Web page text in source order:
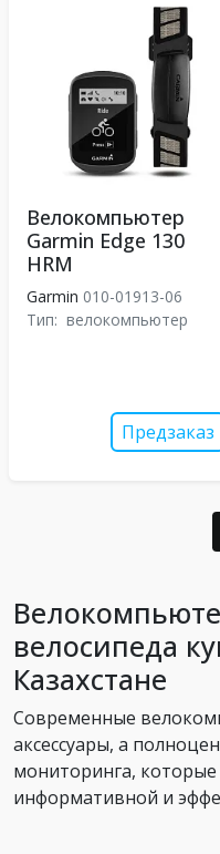
Велокомпьютер
Garmin Edge 130
HRM
Garmin 010-01913-06
Тип: велокомпьютер
Предзаказ
велосипеда
Казахстане
Современные
аксессуары, а
мониторинга,
информативной и